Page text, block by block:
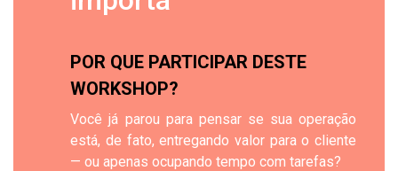
POR QUE PARTICIPAR DESTE
WORKSHOP?
Você já parou para pensar se sua operação
está, de fato, entregando valor para o cliente
— ou apenas ocupando tempo com tarefas?